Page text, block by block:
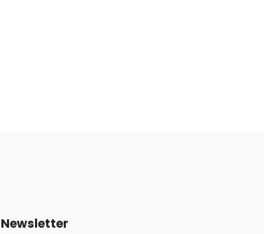
Newsletter